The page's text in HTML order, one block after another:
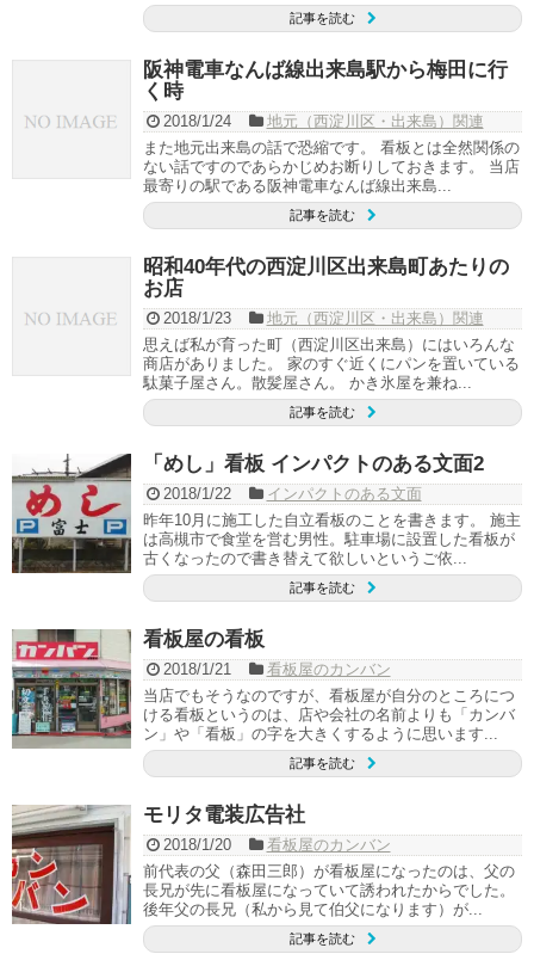
記事を読む
阪神電車なんば線出来島駅から梅田に行
く時
2018/1/24
地元（西淀川区・出来島）関連
また地元出来島の話で恐縮です。 看板とは全然関係の
ない話ですのであらかじめお断りしておきます。 当店
最寄りの駅である阪神電車なんば線出来島...
記事を読む
昭和40年代の西淀川区出来島町あたりの
お店
2018/1/23
地元（西淀川区・出来島）関連
思えば私が育った町（西淀川区出来島）にはいろんな
商店がありました。 家のすぐ近くにパンを置いている
駄菓子屋さん。散髪屋さん。 かき氷屋を兼ね...
記事を読む
「めし」看板 インパクトのある文面2
2018/1/22
インパクトのある文面
昨年10月に施工した自立看板のことを書きます。 施主
は高槻市で食堂を営む男性。駐車場に設置した看板が
古くなったので書き替えて欲しいというご依...
記事を読む
看板屋の看板
2018/1/21
看板屋のカンバン
当店でもそうなのですが、看板屋が自分のところにつ
ける看板というのは、店や会社の名前よりも「カンバ
ン」や「看板」の字を大きくするように思います...
記事を読む
モリタ電装広告社
2018/1/20
看板屋のカンバン
前代表の父（森田三郎）が看板屋になったのは、父の
長兄が先に看板屋になっていて誘われたからでした。
後年父の長兄（私から見て伯父になります）が...
記事を読む